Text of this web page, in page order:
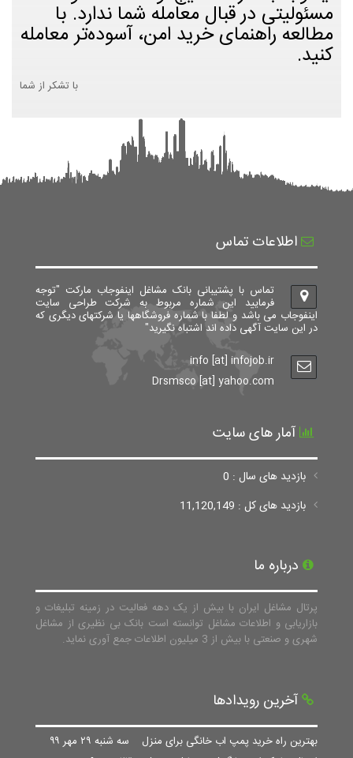
مسئولیتی در قبال معامله شما ندارد. با
مطالعه راهنمای خرید امن، آسوده‌تر معامله
کنید.
با تشکر از شما
اطلاعات تماس
تماس با پشتیبانی بانک مشاغل اینفوجاب مارکت "توجه
فرمایید این شماره مربوط به شرکت طراحی سایت
اینفوجاب می باشد و لطفا با شماره فروشگاهها یا شرکتهای دیگری که
در این سایت آگهی داده اند اشتباه نگیرید"
info [at] infojob.ir
Drsmsco [at] yahoo.com
آمار های سایت
بازدید های سال : 0
بازدید های کل : 11,120,149
درباره ما
پرتال مشاغل ایران با بیش از یک دهه فعالیت در زمینه تبلیغات و
بازاریابی و اطلاعات مشاغل توانسته است بانک بی نظیری از مشاغل
شهری و صنعتی با بیش از 3 میلیون اطلاعات جمع آوری نماید.
آخرین رویدادها
بهترین راه خرید پمپ اب خانگی برای منزل سه شنبه ۲۹ مهر ۹۹